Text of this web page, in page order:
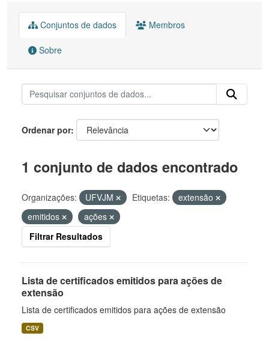
Conjuntos de dados Membros
Sobre
Ordenar por
1 conjunto de dados encontrado
Organizações: UFVJM Etiquetas:
extensão
emitidos
ações
Filtrar Resultados
Lista de certificados emitidos para ações de
extensão
Lista de certificados emitidos para ações de extensão
CSV